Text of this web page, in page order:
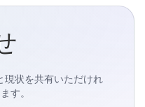
現状を共有いただけれ
す。